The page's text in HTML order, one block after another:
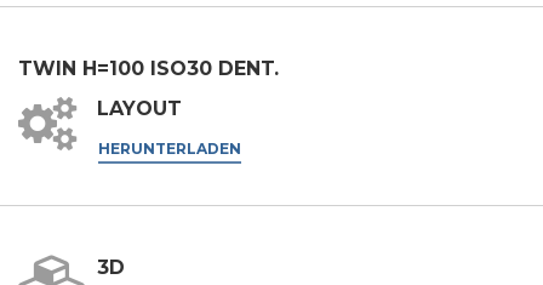
TWIN H=100 ISO30 DENT.
LAYOUT
HERUNTERLADEN
3D